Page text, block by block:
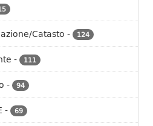
Catasto - 124
- 111
- 94
- 69